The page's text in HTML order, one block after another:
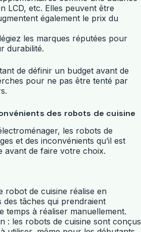
LCD, etc. Elles peuvent être
également le prix du
les marques réputées pour
durabilité.
de définir un budget avant de
pour ne pas être tenté par
des robots de cuisine
les robots de
et des inconvénients qu’il est
avant de faire votre choix.
robot de cuisine réalise en
des tâches qui prendraient
temps à réaliser manuellement.
: les robots de cuisine sont conçus